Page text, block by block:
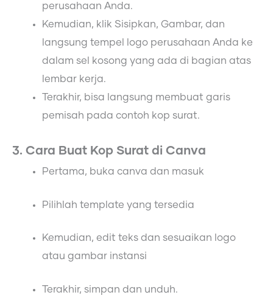
perusahaan Anda.
Kemudian, klik Sisipkan, Gambar, dan
langsung tempel logo perusahaan Anda ke
dalam sel kosong yang ada di bagian atas
lembar kerja.
Terakhir, bisa langsung membuat garis
pemisah pada contoh kop surat.
3. Cara Buat Kop Surat di Canva
Pertama, buka canva dan masuk
Pilihlah template yang tersedia
Kemudian, edit teks dan sesuaikan logo
atau gambar instansi
Terakhir, simpan dan unduh.